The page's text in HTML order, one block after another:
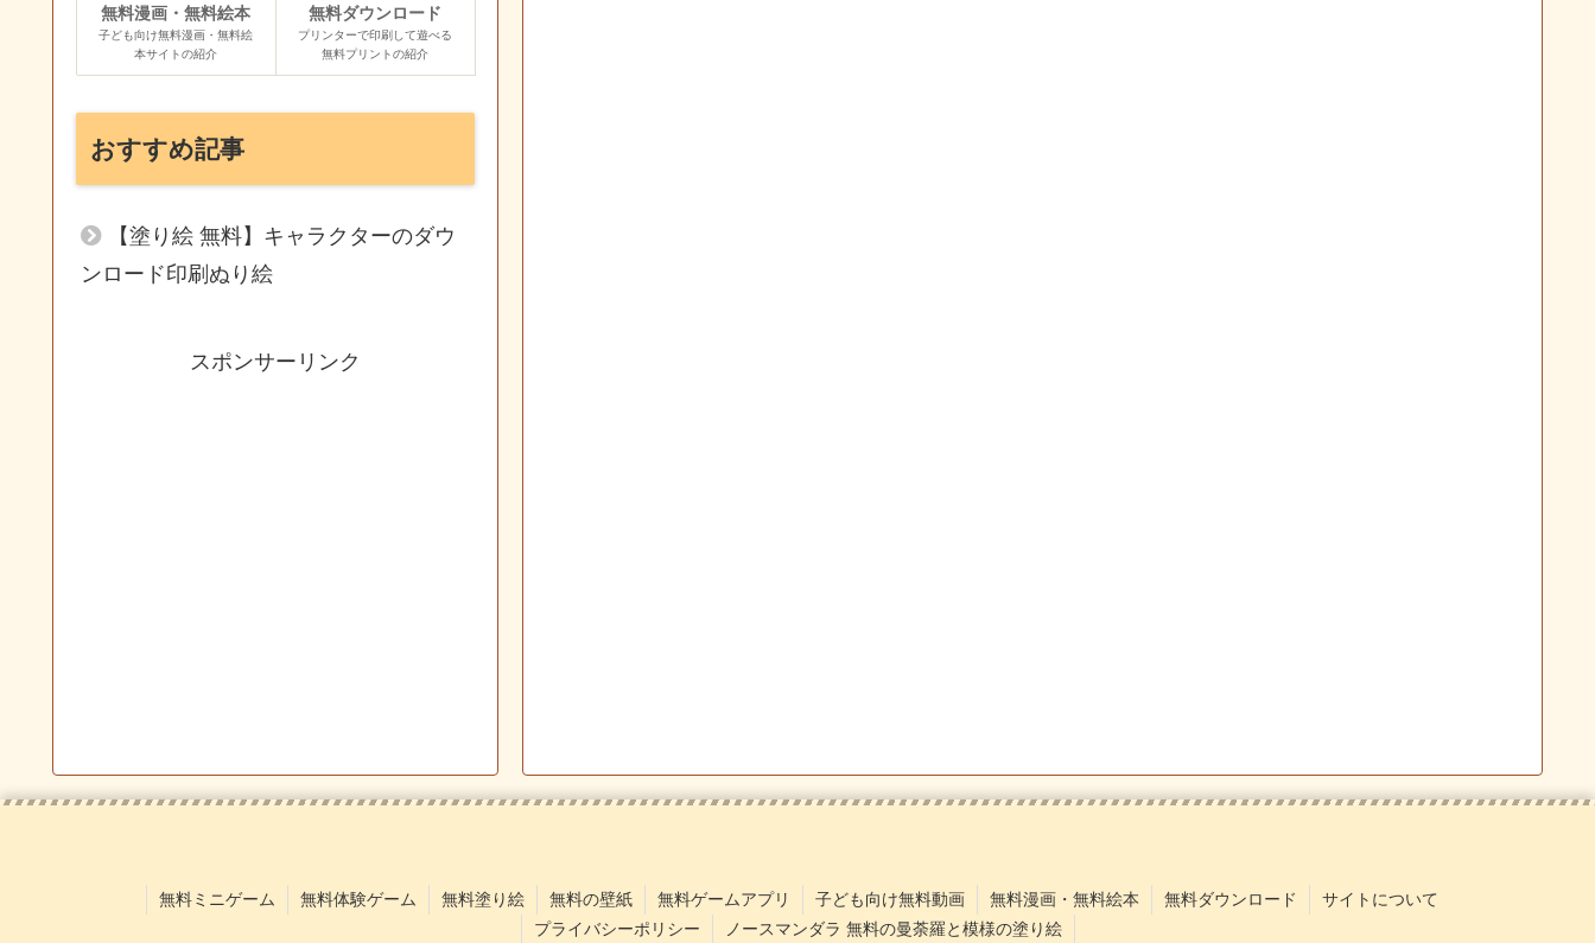
無料漫画・無料絵本
子ども向け無料漫画・無料絵
本サイトの紹介
無料ダウンロード
プリンターで印刷して遊べる
無料プリントの紹介
おすすめ記事
【塗り絵 無料】キャラクターのダウ
ンロード印刷ぬり絵
スポンサーリンク
無料ミニゲーム 無料体験ゲーム 無料塗り絵 無料の壁紙 無料ゲームアプリ 子ども向け無料動画 無料漫画・無料絵本 無料ダウンロード
サイトについて
プライバシーポリシー
ノースマンダラ 無料の曼荼羅と模様の塗り絵